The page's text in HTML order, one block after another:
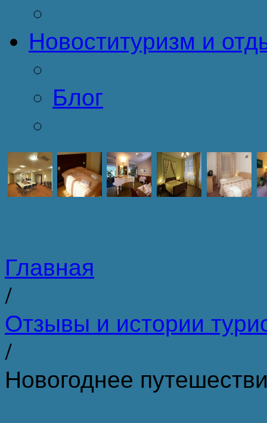
Новоституризм и
Блог
Главная
/
Отзывы и истории
/
Новогоднее